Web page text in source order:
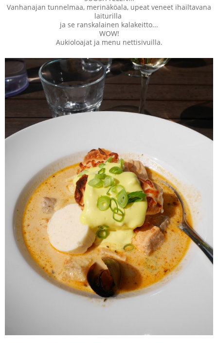
Vanhanajan tunnelmaa, merinäköala, upeat veneet ihailtavana
laiturilla
ja se ranskalainen kalakeitto...
WOW!
Aukioloajat ja menu nettisivuilla.